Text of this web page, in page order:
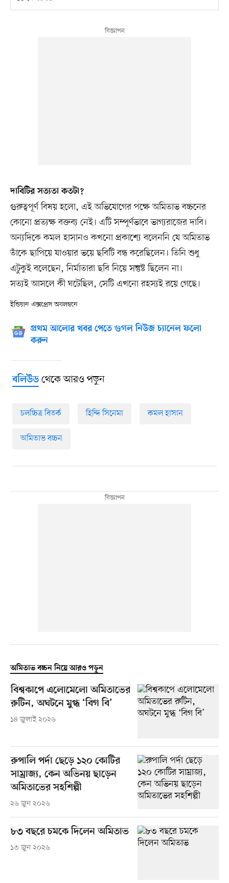
দাবিটির সত্যতা কতটা?
গুরুত্বপূর্ণ বিষয় হলো, এই অভিযোগের পক্ষে অমিতাভ বচ্চনের
কোনো প্রত্যক্ষ বক্তব্য নেই। এটি সম্পূর্ণভাবে ভাগ্যরাজের দাবি।
অন্যদিকে কমল হাসানও কখনো প্রকাশ্যে বলেননি যে অমিতাভ
তাঁকে ছাপিয়ে যাওয়ার ভয়ে ছবিটি বন্ধ করেছিলেন। তিনি শুধু
এটুকুই বলেছেন, নির্মাতারা ছবি নিয়ে সন্তুষ্ট ছিলেন না।
সত্যই আসলে কী ঘটেছিল, সেটি এখনো রহস্যই রয়ে গেছে।
ইন্ডিয়ান এক্সপ্রেস অবলম্বনে
প্রথম আলোর খবর পেতে গুগল নিউজ চ্যানেল ফলো
করুন
বলিউডথেকে আরও পড়ুন
চলচ্চিত্র বিতর্ক হিন্দি সিনেমা কমল হাসান
অমিতাভ বচ্চন
অমিতাভ বচ্চন নিয়ে আরও পড়ুন
বিশ্বকাপে এলোমেলো অমিতাভের
রুটিন, অঘটনে মুগ্ধ ‘বিগ বি’
১৪ জুলাই ২০২৬
রুপালি পর্দা ছেড়ে ১২০ কোটির
সাম্রাজ্য, কেন অভিনয় ছাড়েন
অমিতাভের সহশিল্পী
২৬ জুন ২০২৬
৮৩ বছরে চমকে দিলেন অমিতাভ
১৩ জুন ২০২৬